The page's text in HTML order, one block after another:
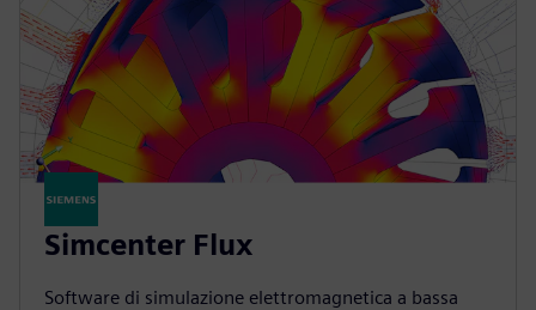
Simcenter Flux
Software di simulazione elettromagnetica a bassa